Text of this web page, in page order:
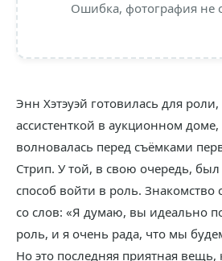
Ошибка, фотография не
Энн Хэтэуэй готовилась для
ассистенткой в аукционном
волновалась перед съёмками
Стрип. У той, в свою очередь,
способ войти в роль. Знакомство
со слов: «Я думаю, вы идеально
роль, и я очень рада, что мы
Но это последняя приятная